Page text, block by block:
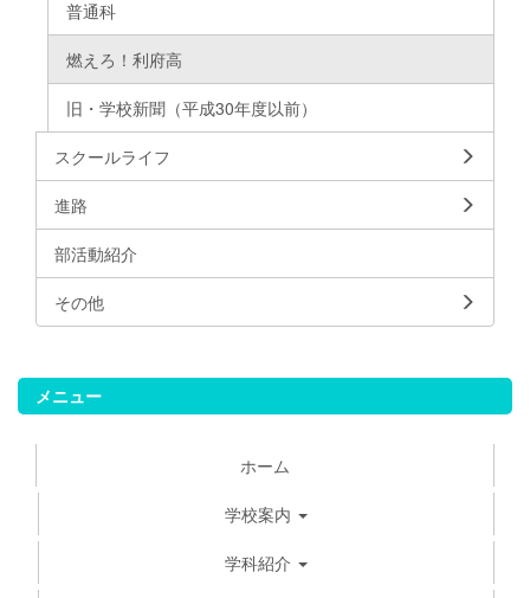
普通科
燃えろ！利府高
旧・学校新聞（平成30年度以前）
スクールライフ
進路
部活動紹介
その他
メニュー
ホーム
学校案内
学科紹介